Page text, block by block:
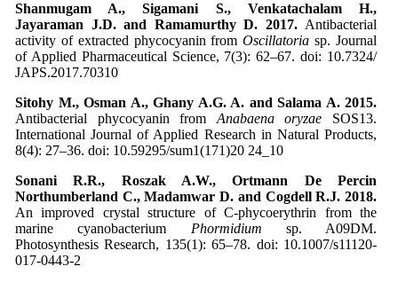
Shanmugam A., Sigamani S., Venkatachalam H.,
Jayaraman J.D. and Ramamurthy D. 2017. Antibacterial
activity of extracted phycocyanin fromOscillatoria sp. Journal
of Applied Pharmaceutical Science, 7(3): 62–67. doi: 10.7324/
JAPS.2017.70310
Sitohy M., Osman A., Ghany A.G. A. and Salama A. 2015.
Antibacterial phycocyanin from Anabaena oryzae SOS13.
International Journal of Applied Research in Natural Products,
8(4): 27–36. doi: 10.59295/sum1(171)20 24_10
Sonani R.R., Roszak A.W., Ortmann De Percin
Northumberland C., Madamwar D. and Cogdell R.J. 2018.
An improved crystal structure of C‑phycoerythrin from the
marine cyanobacterium Phormidium sp. A09DM.
Photosynthesis Research, 135(1): 65–78. doi: 10.1007/s11120-
017-0443-2